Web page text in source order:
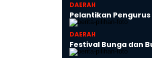
DAERAH
Pelantikan
DAERAH
Festival Bunga dan